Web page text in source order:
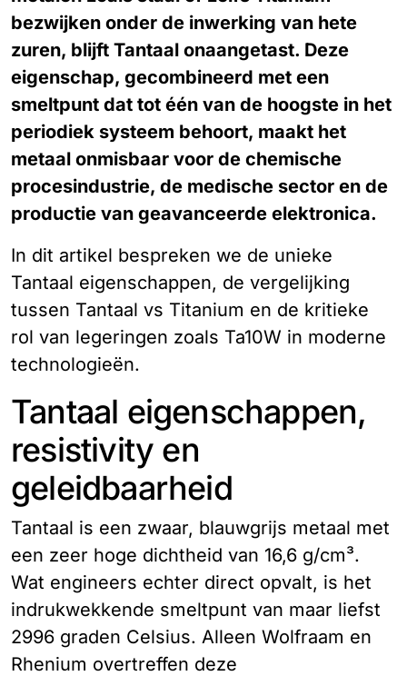
bezwijken onder de inwerking van hete
zuren, blijft Tantaal onaangetast. Deze
eigenschap, gecombineerd met een
smeltpunt dat tot één van de hoogste in het
periodiek systeem behoort, maakt het
metaal onmisbaar voor de chemische
procesindustrie, de medische sector en de
productie van geavanceerde elektronica.
In dit artikel bespreken we de unieke
Tantaal eigenschappen, de vergelijking
tussen Tantaal vs Titanium en de kritieke
rol van legeringen zoals Ta10W in moderne
technologieën.
Tantaal eigenschappen,
resistivity en
geleidbaarheid
Tantaal is een zwaar, blauwgrijs metaal met
een zeer hoge dichtheid van 16,6 g/cm³.
Wat engineers echter direct opvalt, is het
indrukwekkende smeltpunt van maar liefst
2996 graden Celsius. Alleen Wolfraam en
Rhenium overtreffen deze